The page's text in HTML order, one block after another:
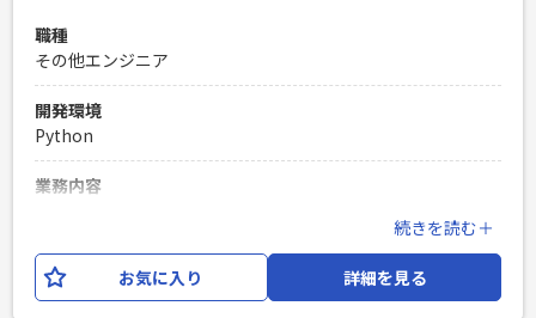
・ビジネス指標（CTR、CVR、LTVなど）を目標として持ち、
改善するためのロードマップの策定と実行経験、そのための
モデル開発や各種実装経験 ・チームまたはプロジェクトのリ
ード経験 ・レコメンデーション分野（コンテンツ推薦、商品
推薦、パーソナライズド、ランキングなど）におけるプロダ
クト開発の実務経験 ・レコメンデーション分野における、モ
デルを用いた実装、特徴量エンジニアリングや前処理、実運
用・モニタリング（MLOps）、精度改善、効果検証の経験 ・
月に一回出社できる方（遠方の方は交通費負担あり）
PHPを用いたWebサービスの開発経験4年以上
Laravelを用いた開発経験1年以上
職種
その他エンジニア
開発環境
Python
業務内容
データ投入の自動化を行います。 ・競合他社情報や過去デー
タなどから、ダイナミックプライシングと予約プランの生成
・ExcelやWeb、Speech-to-Textなど様々なデータソースを
続きを読む＋
お気に入り 詳細を見る